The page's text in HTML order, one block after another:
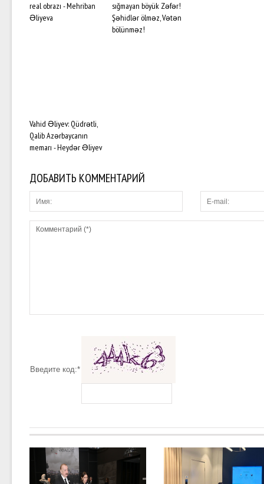
real obrazı - Mehriban
Əliyeva
sığmayan böyük Zəfər!
Şəhidlər ölməz, Vətən
bölünməz!
Vahid Əliyev: Qüdrətli,
Qalib Azərbaycanın
memarı - Heydər Əliyev
ДОБАВИТЬ КОММЕНТАРИЙ
Введите код:*